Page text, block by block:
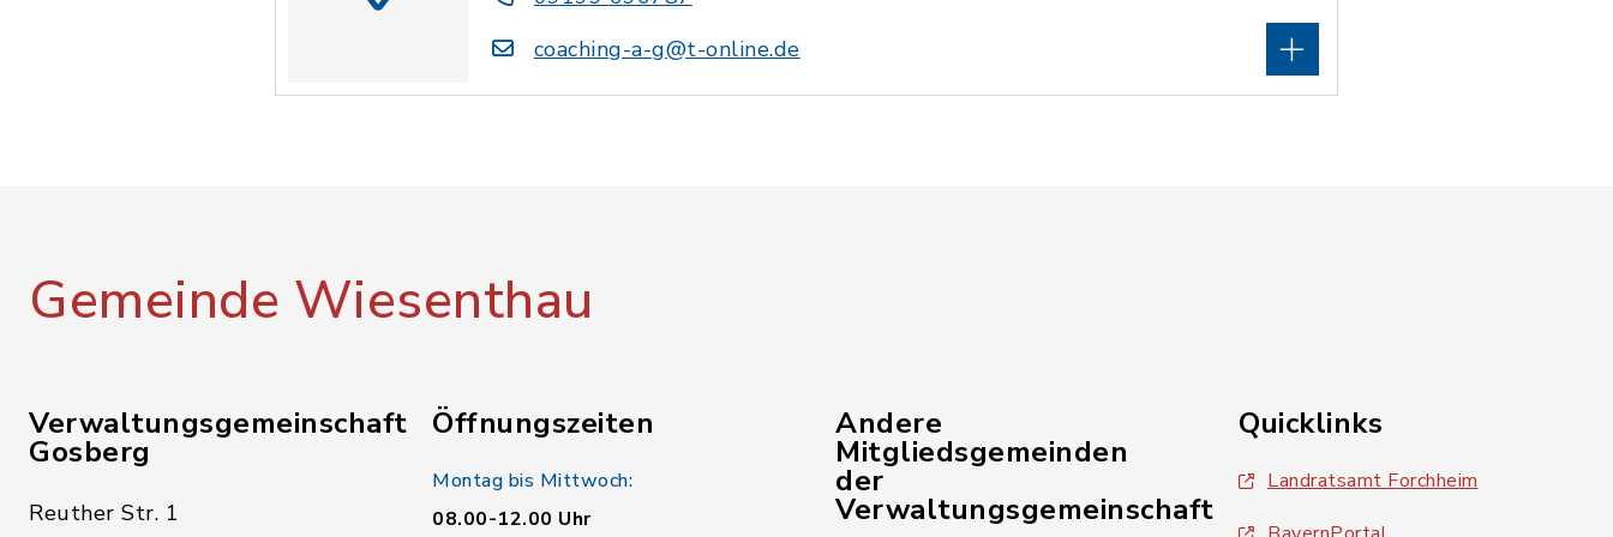
coaching-a-g@t-online.de
Gemeinde Wiesenthau
Verwaltungsgemeinschaft
Gosberg
Reuther Str. 1
Öffnungszeiten
Montag bis Mittwoch:
08.00-12.00 Uhr
Andere
Mitgliedsgemeinden
der
Verwaltungsgemeinschaft
Quicklinks
Landratsamt Forchheim